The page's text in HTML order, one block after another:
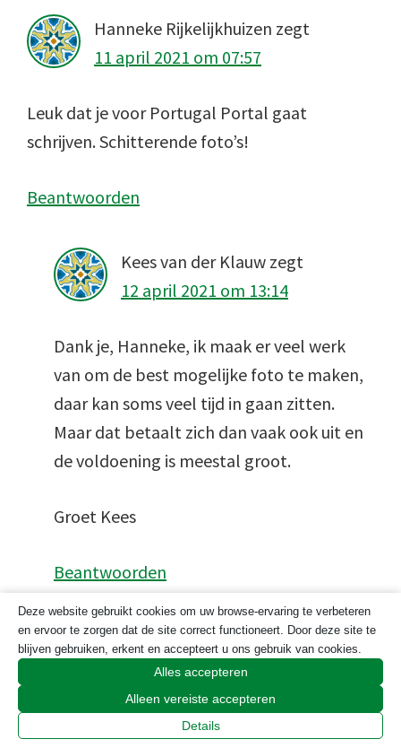
Hanneke Rijkelijkhuizen zegt
11 april 2021 om 07:57
Leuk dat je voor Portugal Portal gaat
schrijven. Schitterende foto’s!
Beantwoorden
Kees van der Klauw zegt
12 april 2021 om 13:14
Dank je, Hanneke, ik maak er veel werk
van om de best mogelijke foto te maken,
daar kan soms veel tijd in gaan zitten.
Maar dat betaalt zich dan vaak ook uit en
de voldoening is meestal groot.
Groet Kees
Beantwoorden
Joost zegt
11 april 2021 om 08:35
In onze Portugese tuin houdt zich regelmatig
Deze website gebruikt cookies om uw browse-ervaring te verbeteren
en ervoor te zorgen dat de site correct functioneert. Door deze site te
blijven gebruiken, erkent en accepteert u ons gebruik van cookies.
Alles accepteren
Alleen vereiste accepteren
Details